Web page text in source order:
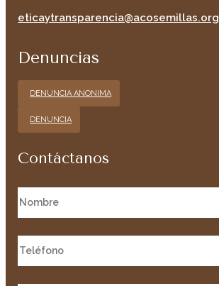
eticaytransparencia@acosemillas.org
Denuncias
DENUNCIA ANONIMA
DENUNCIA
Contáctanos